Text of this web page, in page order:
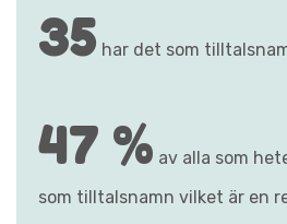
35 har det som
47 % av alla som
som tilltalsnamn vilket är en